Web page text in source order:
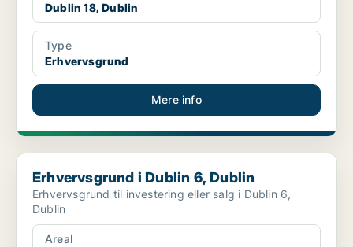
Dublin 18, Dublin
Type
Erhvervsgrund
Mere info
Erhvervsgrund i Dublin 6, Dublin
Erhvervsgrund i Dublin 6, Dublin
Erhvervsgrund til investering eller salg i Dublin 6,
Dublin
Areal